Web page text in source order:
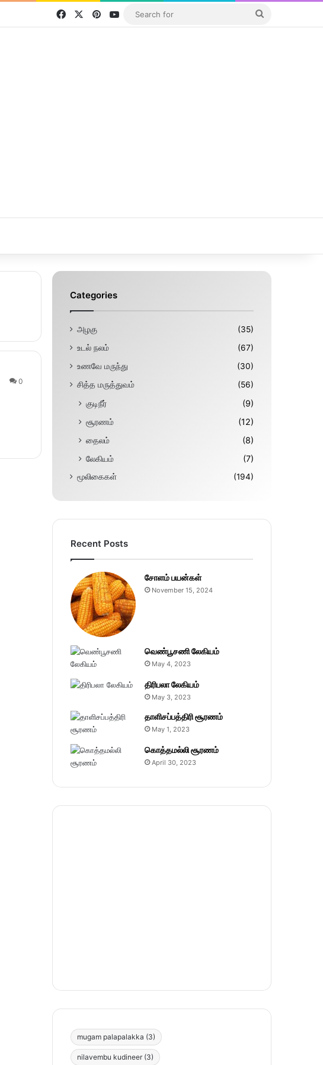
FacebookPinterestYouTube
0
Categories
அழகு
(35)
உடல் நலம்
(67)
உணவே மருந்து
(30)
சித்த மருத்துவம்
(56)
குடிநீர்
(9)
சூரணம்
(12)
தைலம்
(8)
லேகியம்
(7)
மூலிகைகள் (194)
Recent Posts
சோளம் பயன்கள்
November 15, 2024
வெண்பூசணி லேகியம்
May 4, 2023
திரிபலா லேகியம்
May 3, 2023
தாளிசப்பத்திரி சூரணம்
May 1, 2023
கொத்தமல்லி சூரணம்
April 30, 2023
mugam palapalakka (3)
nilavembu kudineer (3)